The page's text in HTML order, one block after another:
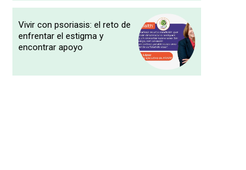
Vivir con psoriasis: el reto de
enfrentar el estigma y
encontrar apoyo